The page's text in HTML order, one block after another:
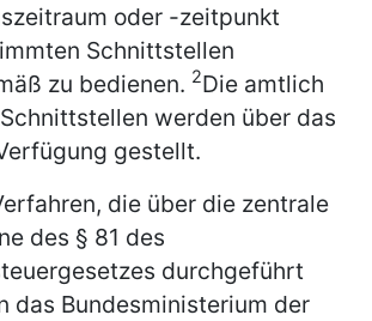
oder -zeitpunkt
Schnittstellen
zu bedienen. 2Die amtlich
werden über das
gestellt.
die über die zentrale
des § 81 des
durchgeführt
das Bundesministerium der